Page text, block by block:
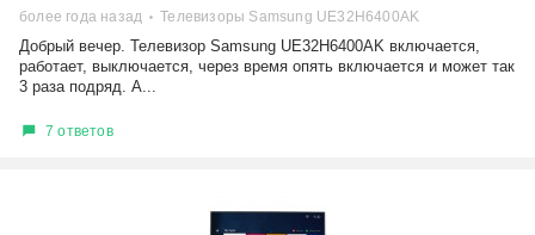
более года назад Телевизоры Samsung UE32H6400AK
Добрый вечер. Телевизор Samsung UE32H6400AK включается,
работает, выключается, через время опять включается и может так
3 раза подряд. А...
7 ответов